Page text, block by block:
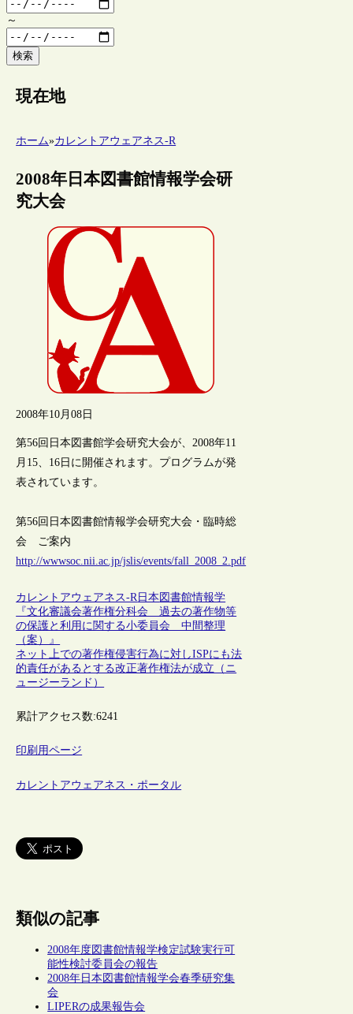
～
検索
現在地
ホーム»カレントアウェアネス-R
2008年日本図書館情報学会研
究大会
2008年10月08日
第56回日本図書館学会研究大会が、2008年11
月15、16日に開催されます。プログラムが発
表されています。
第56回日本図書館情報学会研究大会・臨時総
会 ご案内
http://wwwsoc.nii.ac.jp/jslis/events/fall_2008_2.pdf
カレントアウェアネス-R日本 図書館情報学
『文化審議会著作権分科会 過去の著作物等
の保護と利用に関する小委員会 中間整理
（案）』
ネット上での著作権侵害行為に対しISPにも法
的責任があるとする改正著作権法が成立（ニ
ュージーランド）
累計アクセス数:6241
印刷用ページ
カレントアウェアネス・ポータル
類似の記事
2008年度図書館情報学検定試験実行可
能性検討委員会の報告
2008年日本図書館情報学会春季研究集
会
LIPERの成果報告会